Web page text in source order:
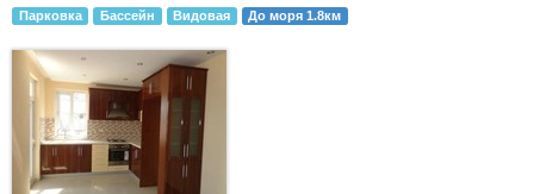
Парковка Бассейн Видовая До моря 1.8км